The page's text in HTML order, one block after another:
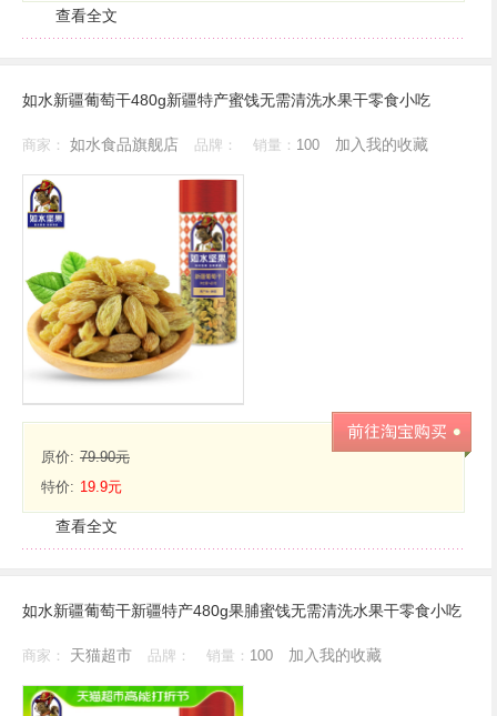
查看全文
如水新疆葡萄干480g新疆特产蜜饯无需清洗水果干零食小吃
商家： 如水食品旗舰店 品牌： 销量： 100 加入我的收藏
原价: 79.90元
特价: 19.9元
查看全文
如水新疆葡萄干新疆特产480g果脯蜜饯无需清洗水果干零食小吃
商家： 天猫超市 品牌： 销量： 100 加入我的收藏